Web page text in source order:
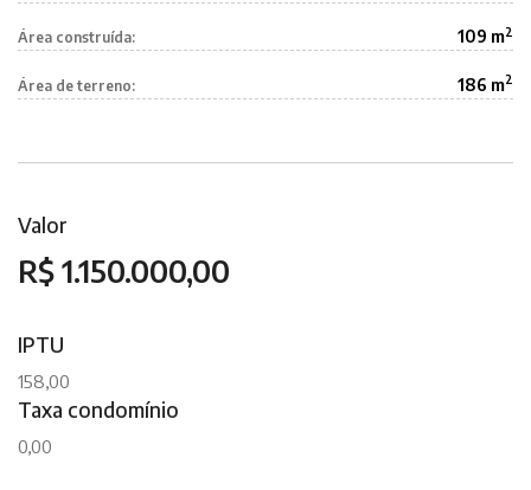
Área construída: 109 m2
Área de terreno: 186 m2
Valor
R$ 1.150.000,00
IPTU
158,00
Taxa condomínio
0,00